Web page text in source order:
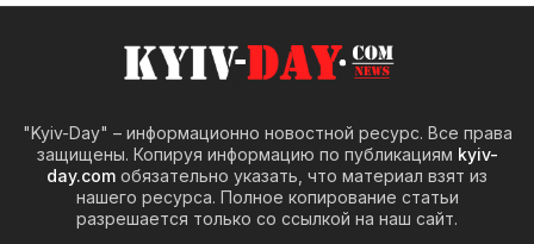
"Kyiv-Day" – информационно новостной ресурс. Все права
защищены. Копируя информацию по публикациям kyiv-
day.com обязательно указать, что материал взят из
нашего ресурса. Полное копирование статьи
разрешается только со ссылкой на наш сайт.